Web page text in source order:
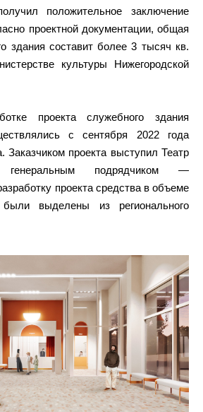
положительное заключение
проектной документации, общая
здания составит более 3 тысяч кв.
культуры Нижегородской
проекта служебного здания
с сентября 2022 года
Заказчиком проекта выступил Театр
генеральным подрядчиком —
проекта средства в объеме
выделены из регионального